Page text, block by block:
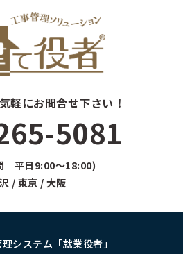
軽にお問合せ下さい！
5081
平日9:00～18:00)
/ 東京 / 大阪
システム「就業役者」